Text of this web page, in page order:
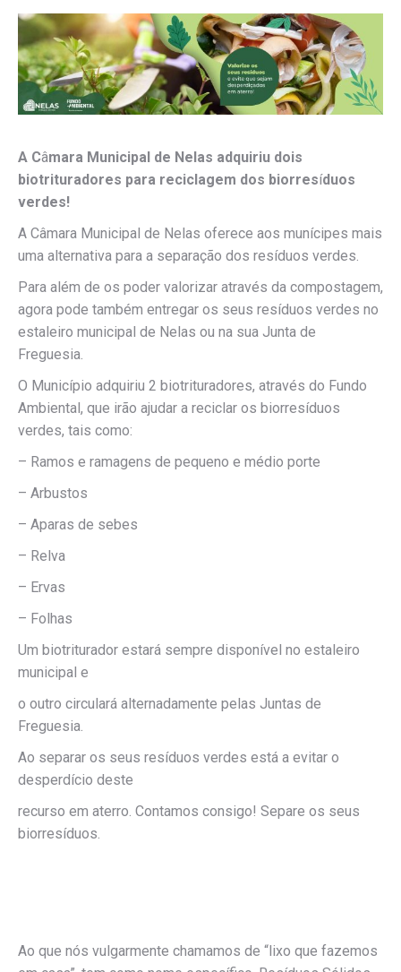
A Câmara Municipal de Nelas adquiriu dois
biotrituradores para reciclagem dos biorresíduos
verdes!
A Câmara Municipal de Nelas oferece aos munícipes mais
uma alternativa para a separação dos resíduos verdes.
Para além de os poder valorizar através da compostagem,
agora pode também entregar os seus resíduos verdes no
estaleiro municipal de Nelas ou na sua Junta de
Freguesia.
O Município adquiriu 2 biotrituradores, através do Fundo
Ambiental, que irão ajudar a reciclar os biorresíduos
verdes, tais como:
– Ramos e ramagens de pequeno e médio porte
– Arbustos
– Aparas de sebes
– Relva
– Ervas
– Folhas
Um biotriturador estará sempre disponível no estaleiro
municipal e
o outro circulará alternadamente pelas Juntas de
Freguesia.
Ao separar os seus resíduos verdes está a evitar o
desperdício deste
recurso em aterro. Contamos consigo! Separe os seus
biorresíduos.
Ao que nós vulgarmente chamamos de “lixo que fazemos